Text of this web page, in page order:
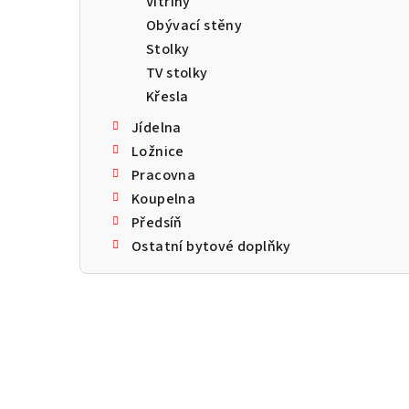
Obývací stěny
Stolky
TV stolky
Křesla
Jídelna
Ložnice
Pracovna
Koupelna
Předsíň
Ostatní bytové doplňky